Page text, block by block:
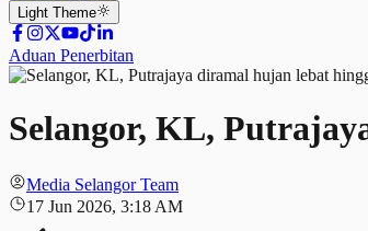
Light Theme
Aduan Penerbitan
Selangor, KL,
Media Selangor Team
17 Jun 2026, 3:18 AM